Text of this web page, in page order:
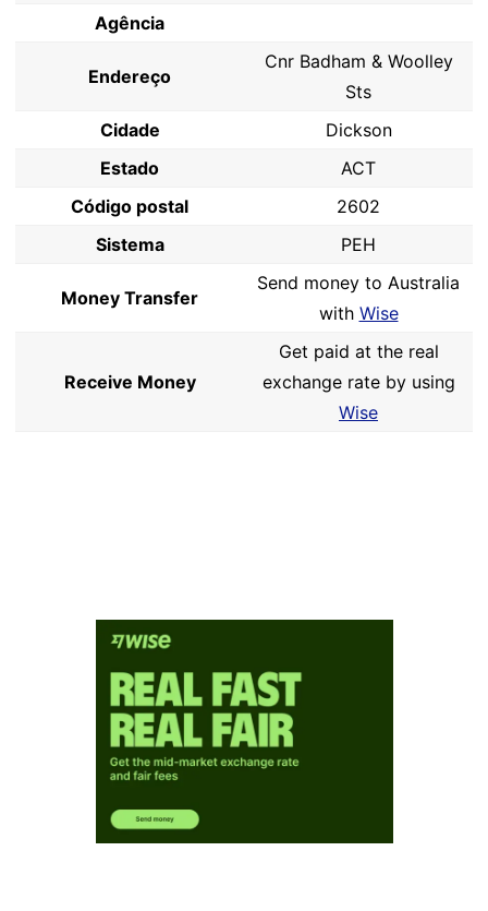
Agência
Endereço
Cnr Badham & Woolley
Sts
Cidade
Dickson
Estado
ACT
Código postal
2602
Sistema
PEH
Money Transfer
Send money to Australia
with Wise
Receive Money
Get paid at the real
exchange rate by using
Wise